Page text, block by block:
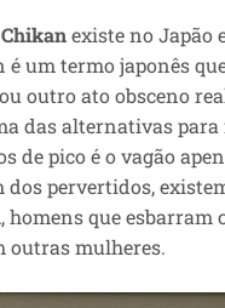
Chikanexiste no Japão
um termo japonês
outro ato obsceno
das alternativas para
de pico é o vagão
dos pervertidos,
, homens que esbarram
outras mulheres.